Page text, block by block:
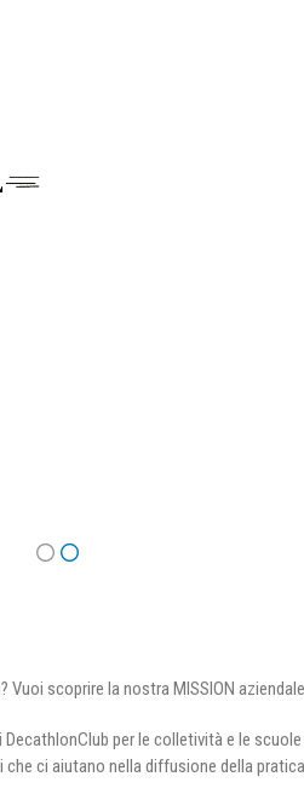
Vuoi scoprire la nostra MISSION
per le colletività e le scuole
ci aiutano nella diffusione della